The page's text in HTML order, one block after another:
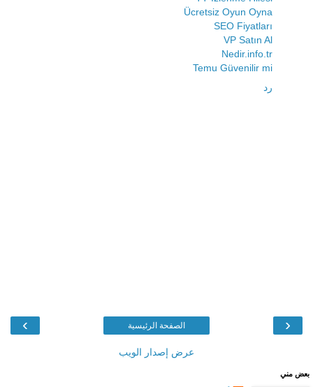
Ücretsiz Oyun Oyna
SEO Fiyatları
VP Satın Al
Nedir.info.tr
Temu Güvenilir mi
رد
‹
› الصفحة الرئيسية
عرض إصدار الويب
بعض مني